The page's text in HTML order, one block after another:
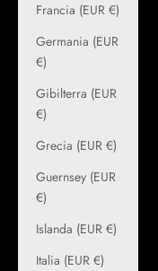
Francia (EUR €)
Germania (EUR
€)
Gibilterra (EUR
€)
Grecia (EUR €)
Guernsey (EUR
€)
Islanda (EUR €)
Italia (EUR €)